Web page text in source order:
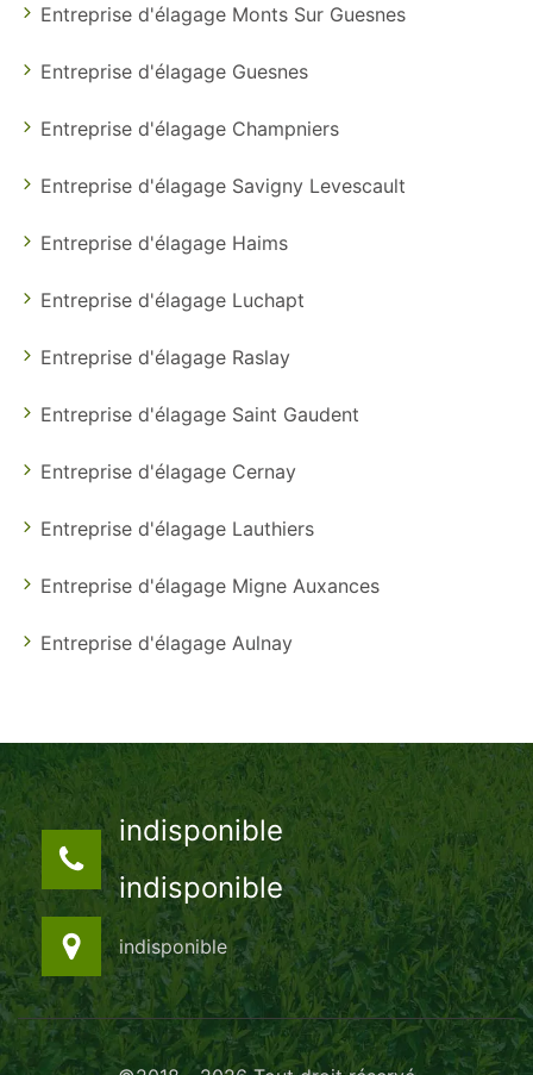
Entreprise d'élagage Monts Sur Guesnes
Entreprise d'élagage Guesnes
Entreprise d'élagage Champniers
Entreprise d'élagage Savigny Levescault
Entreprise d'élagage Haims
Entreprise d'élagage Luchapt
Entreprise d'élagage Raslay
Entreprise d'élagage Saint Gaudent
Entreprise d'élagage Cernay
Entreprise d'élagage Lauthiers
Entreprise d'élagage Migne Auxances
Entreprise d'élagage Aulnay
indisponible
indisponible
indisponible